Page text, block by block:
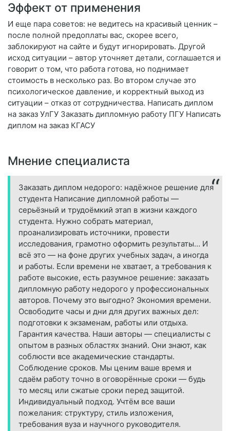
Эффект от применения
И еще пара советов: не ведитесь на красивый ценник –
после полной предоплаты вас, скорее всего,
заблокируют на сайте и будут игнорировать. Другой
исход ситуации – автор уточняет детали, соглашается и
говорит о том, что работа готова, но поднимает
стоимость в несколько раз. Во втором случае это
психологическое давление, и корректный выход из
ситуации – отказ от сотрудничества. Написать диплом
на заказ УлГУ Заказать дипломную работу ПГУ Написать
диплом на заказ КГАСУ
Мнение специалиста
Заказать диплом недорого: надёжное решение для
студента Написание дипломной работы —
серьёзный и трудоёмкий этап в жизни каждого
студента. Нужно собрать материал,
проанализировать источники, провести
исследования, грамотно оформить результаты… И
всё это — на фоне других учебных задач, а иногда
и работы. Если времени не хватает, а требования к
работе высокие, есть разумное решение: заказать
дипломную работу недорого у профессиональных
авторов. Почему это выгодно? Экономия времени.
Освободите часы и дни для других важных дел:
подготовки к экзаменам, работы или отдыха.
Гарантия качества. Наши авторы — специалисты с
опытом в разных областях знаний. Они знают, как
соблюсти все академические стандарты.
Соблюдение сроков. Мы ценим ваше время и
сдаём работу точно в оговорённые сроки — будь
то месяц или сжатые сроки перед защитой.
Индивидуальный подход. Учтём все ваши
пожелания: структуру, стиль изложения,
требования вуза и научного руководителя.